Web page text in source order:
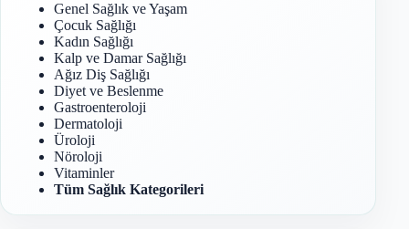
Genel Sağlık ve Yaşam
Çocuk Sağlığı
Kadın Sağlığı
Kalp ve Damar Sağlığı
Ağız Diş Sağlığı
Diyet ve Beslenme
Gastroenteroloji
Dermatoloji
Üroloji
Nöroloji
Vitaminler
Tüm Sağlık Kategorileri